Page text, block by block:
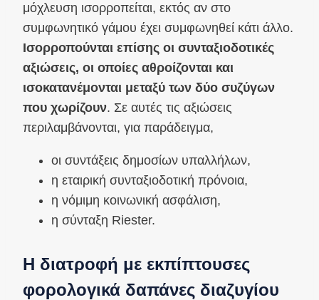
μόχλευση ισορροπείται, εκτός αν στο
συμφωνητικό γάμου έχει συμφωνηθεί κάτι άλλο.
Ισορροπούνται επίσης οι συνταξιοδοτικές
αξιώσεις, οι οποίες αθροίζονται και
ισοκατανέμονται μεταξύ των δύο συζύγων
που χωρίζουν. Σε αυτές τις αξιώσεις
περιλαμβάνονται, για παράδειγμα,
οι συντάξεις δημοσίων υπαλλήλων,
η εταιρική συνταξιοδοτική πρόνοια,
η νόμιμη κοινωνική ασφάλιση,
η σύνταξη Riester.
Η διατροφή με εκπίπτουσες
φορολογικά δαπάνες διαζυγίου